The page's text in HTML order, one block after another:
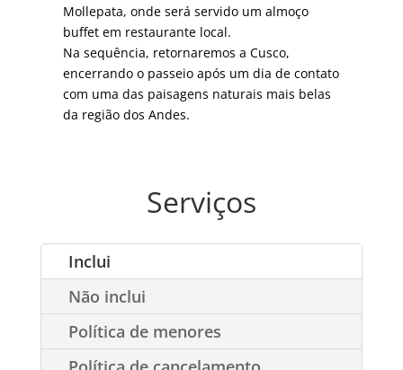
Mollepata, onde será servido um almoço
buffet em restaurante local.
Na sequência, retornaremos a Cusco,
encerrando o passeio após um dia de contato
com uma das paisagens naturais mais belas
da região dos Andes.
Serviços
Inclui
Não inclui
Política de menores